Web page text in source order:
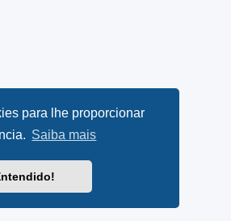
para lhe proporcionar
Saiba mais